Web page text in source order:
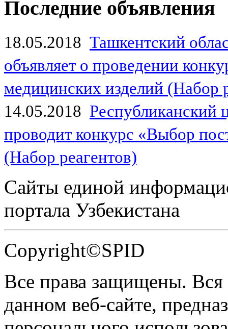
Последние объявления
18.05.2018 Ташкентский
объявляет о проведении
медицинских изделий (Набор
14.05.2018
проводит конкурс «Выбор
(Набор реагентов)
Сайты единой
портала Узбекистана
Copyright©SPID
Все права защищены.
данном веб-сайте,